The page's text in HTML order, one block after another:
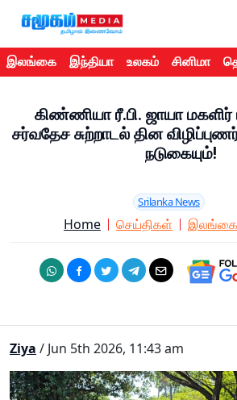
இலங்கை இந்தியா உலகம் சினிமா
கிண்ணியா ரீ.பி. ஜாயா மகளிர்
சர்வதேச சுற்றாடல் தின
நடுகையும்!
Srilanka News
Home செய்திகள் இலங்கை
Ziya / Jun 5th 2026, 11:43 am